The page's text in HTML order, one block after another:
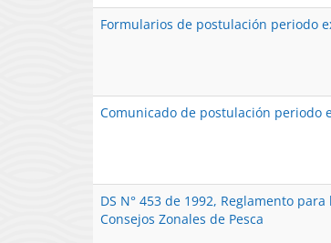
Formularios de postulación periodo
Comunicado de postulación periodo
DS N° 453 de 1992, Reglamento
Consejos Zonales de Pesca